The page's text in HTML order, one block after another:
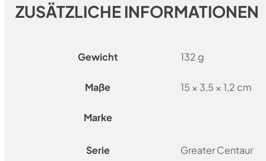
ZUSÄTZLICHE INFORMATIONEN
Gewicht 132 g
Maße 15 × 3,5 × 1,2 cm
Marke
Serie Greater Centaur